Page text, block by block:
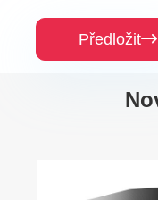
Předložit